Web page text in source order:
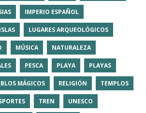
IMPERIO ESPAÑOL
ISLAS LUGARES ARQUEOLÓGICOS
MÚSICA NATURALEZA
PESCA PLAYA PLAYAS
MÁGICOS RELIGIÓN TEMPLOS
TREN UNESCO